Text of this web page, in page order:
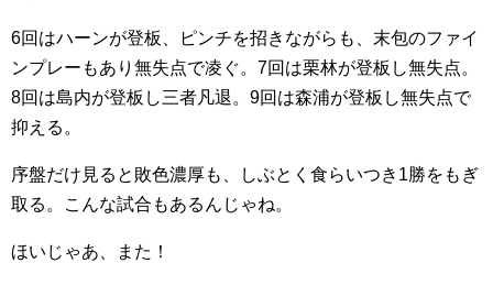
6回はハーンが登板、ピンチを招きながらも、末包のファイ
ンプレーもあり無失点で凌ぐ。7回は栗林が登板し無失点。
8回は島内が登板し三者凡退。9回は森浦が登板し無失点で
抑える。
序盤だけ見ると敗色濃厚も、しぶとく食らいつき1勝をもぎ
取る。こんな試合もあるんじゃね。
ほいじゃあ、また！